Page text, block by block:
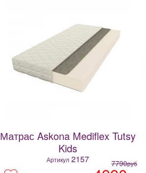
Матрас Askona Mediflex Tutsy
Kids
Артикул 2157 7790руб